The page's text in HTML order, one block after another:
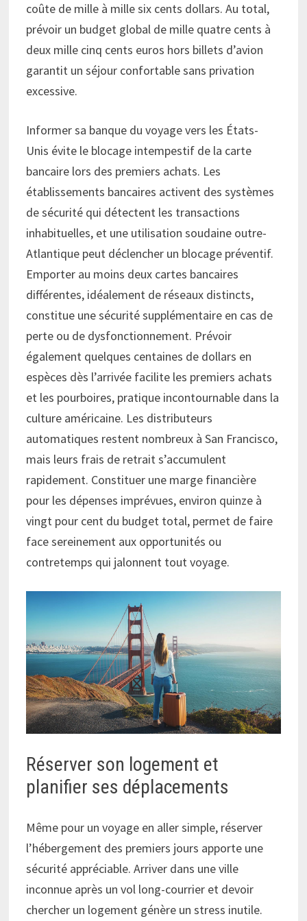
coûte de mille à mille six cents dollars. Au total,
prévoir un budget global de mille quatre cents à
deux mille cinq cents euros hors billets d’avion
garantit un séjour confortable sans privation
excessive.
Informer sa banque du voyage vers les États-
Unis évite le blocage intempestif de la carte
bancaire lors des premiers achats. Les
établissements bancaires activent des systèmes
de sécurité qui détectent les transactions
inhabituelles, et une utilisation soudaine outre-
Atlantique peut déclencher un blocage préventif.
Emporter au moins deux cartes bancaires
différentes, idéalement de réseaux distincts,
constitue une sécurité supplémentaire en cas de
perte ou de dysfonctionnement. Prévoir
également quelques centaines de dollars en
espèces dès l’arrivée facilite les premiers achats
et les pourboires, pratique incontournable dans la
culture américaine. Les distributeurs
automatiques restent nombreux à San Francisco,
mais leurs frais de retrait s’accumulent
rapidement. Constituer une marge financière
pour les dépenses imprévues, environ quinze à
vingt pour cent du budget total, permet de faire
face sereinement aux opportunités ou
contretemps qui jalonnent tout voyage.
Réserver son logement et
planifier ses déplacements
Même pour un voyage en aller simple, réserver
l’hébergement des premiers jours apporte une
sécurité appréciable. Arriver dans une ville
inconnue après un vol long-courrier et devoir
chercher un logement génère un stress inutile.